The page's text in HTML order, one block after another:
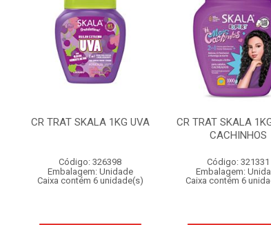
CR TRAT SKALA 1KG UVA
Código: 326398
Embalagem: Unidade
Caixa contém 6 unidade(s)
CR TRAT SKALA
CACHINHOS
Código: 321331
Embalagem:
Caixa contém 6